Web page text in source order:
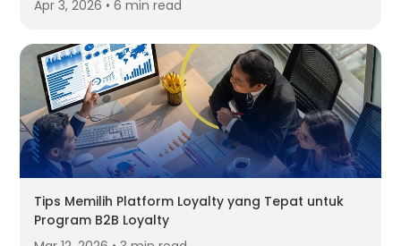
Apr 3, 2026 • 6 min read
Tips Memilih Platform Loyalty yang Tepat untuk
Program B2B Loyalty